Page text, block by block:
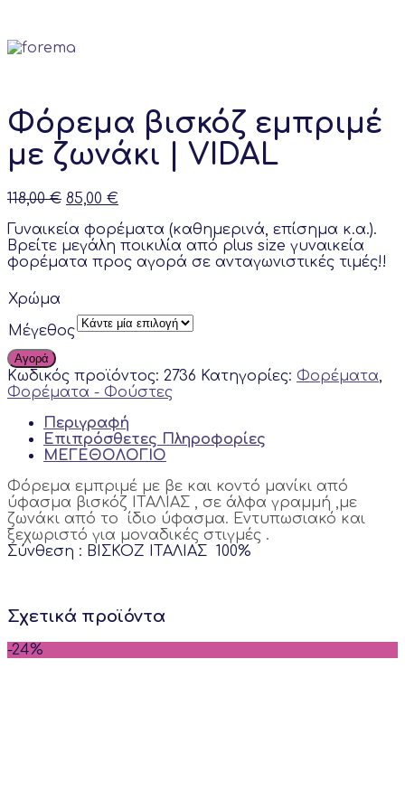
Φόρεμα βισκόζ εμπριμέ
με ζωνάκι | VIDAL
118,00€ Original
was:
118,00 €.
85,00 €
is:
85,00 €.
Γυναικεία φορέματα (καθημερινά, επίσημα κ.α.).
Βρείτε μεγάλη ποικιλία από plus size γυναικεία
φορέματα προς αγορά σε ανταγωνιστικές τιμές!!
Χρώμα
Μέγεθος
Αγορά
Κωδικός προϊόντος: 2736 Κατηγορίες: Φορέματα,
Φορέματα - Φούστες
Περιγραφή
Επιπρόσθετες Πληροφορίες
ΜΕΓΕΘΟΛΟΓΙΟ
Φόρεμα εμπριμέ με βε και κοντό μανίκι από
ύφασμα βισκόζ ΙΤΑΛΙΑΣ , σε άλφα γραμμή ,με
ζωνάκι από το ίδιο ύφασμα. Εντυπωσιακό και
ξεχωριστό για μοναδικές στιγμές .
Σύνθεση : ΒΙΣΚΟΖ ΙΤΑΛΙΑΣ 100%
Σχετικά προϊόντα
-24%